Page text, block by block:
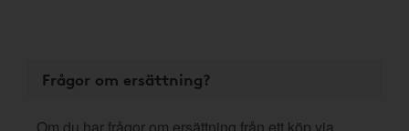
Frågor om ersättning?